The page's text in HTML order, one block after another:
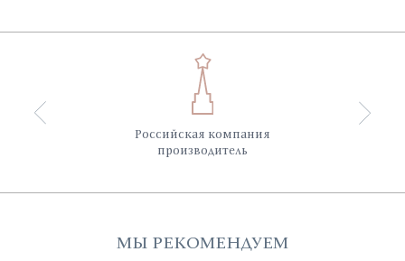
Российская компания
производитель
МЫ РЕКОМЕНДУЕМ